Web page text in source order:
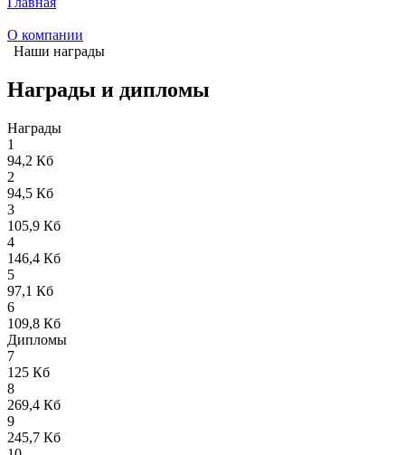
О компании
Наши награды
Награды и дипломы
Награды
1
94,2 Кб
2
94,5 Кб
3
105,9 Кб
4
146,4 Кб
5
97,1 Кб
6
109,8 Кб
Дипломы
7
125 Кб
8
269,4 Кб
9
245,7 Кб